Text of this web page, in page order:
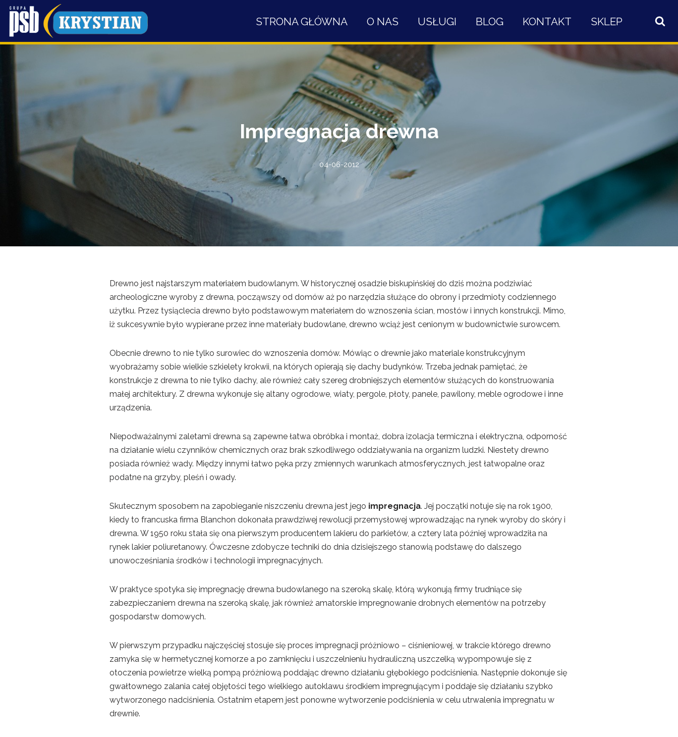
Przejdź
do
STRONA GŁÓWNA O NAS USŁUGI BLOG KONTAKT SKLEP
Impregnacja drewna
04-06-2012
Drewno jest najstarszym materiałem budowlanym. W historycznej osadzie biskupińskiej do dziś można podziwiać
archeologiczne wyroby z drewna, począwszy od domów aż po narzędzia służące do obrony i przedmioty codziennego
użytku. Przez tysiąclecia drewno było podstawowym materiałem do wznoszenia ścian, mostów i innych konstrukcji. Mimo,
iż sukcesywnie było wypierane przez inne materiały budowlane, drewno wciąż jest cenionym w budownictwie surowcem.
Obecnie drewno to nie tylko surowiec do wznoszenia domów. Mówiąc o drewnie jako materiale konstrukcyjnym
wyobrażamy sobie wielkie szkielety krokwii, na których opierają się dachy budynków. Trzeba jednak pamiętać, że
konstrukcje z drewna to nie tylko dachy, ale również cały szereg drobniejszych elementów służących do konstruowania
małej architektury. Z drewna wykonuje się altany ogrodowe, wiaty, pergole, płoty, panele, pawilony, meble ogrodowe i inne
urządzenia.
Niepodważalnymi zaletami drewna są zapewne łatwa obróbka i montaż, dobra izolacja termiczna i elektryczna, odporność
na działanie wielu czynników chemicznych oraz brak szkodliwego oddziaływania na organizm ludzki. Niestety drewno
posiada również wady. Między innymi łatwo pęka przy zmiennych warunkach atmosferycznych, jest łatwopalne oraz
podatne na grzyby, pleśń i owady.
Skutecznym sposobem na zapobieganie niszczeniu drewna jest jego impregnacja. Jej początki notuje się na rok 1900,
kiedy to francuska firma Blanchon dokonała prawdziwej rewolucji przemysłowej wprowadzając na rynek wyroby do skóry i
drewna. W 1950 roku stała się ona pierwszym producentem lakieru do parkietów, a cztery lata później wprowadziła na
rynek lakier poliuretanowy. Ówczesne zdobycze techniki do dnia dzisiejszego stanowią podstawę do dalszego
unowocześniania środków i technologii impregnacyjnych.
W praktyce spotyka się impregnację drewna budowlanego na szeroką skalę, którą wykonują firmy trudniące się
zabezpieczaniem drewna na szeroką skalę, jak również amatorskie impregnowanie drobnych elementów na potrzeby
gospodarstw domowych.
W pierwszym przypadku najczęściej stosuje się proces impregnacji próżniowo – ciśnieniowej, w trakcie którego drewno
zamyka się w hermetycznej komorze a po zamknięciu i uszczelnieniu hydrauliczną uszczelką wypompowuje się z
otoczenia powietrze wielką pompą próżniową poddając drewno działaniu głębokiego podciśnienia. Następnie dokonuje się
gwałtownego zalania całej objętości tego wielkiego autoklawu środkiem impregnującym i poddaje się działaniu szybko
wytworzonego nadciśnienia. Ostatnim etapem jest ponowne wytworzenie podciśnienia w celu utrwalenia impregnatu w
drewnie.